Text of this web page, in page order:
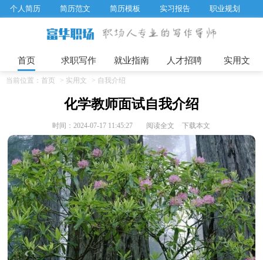
个人简历 简历范文 简历模板 实习报告
职业规划
招聘选拔 企业文化
工作计划
首页 求职写作 就业指南 人才招聘 实用文
当前位置： 首页 > 实用文 > 自我介绍
化学教师面试自我介绍
时间：2024-07-17 11:45:27 阅读全文 下载本文